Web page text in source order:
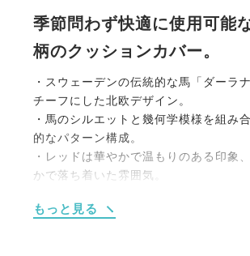
季節問わず快適に使用可能
柄のクッションカバー。
・スウェーデンの伝統的な馬「ダーラ
チーフにした北欧デザイン。
・馬のシルエットと幾何学模様を組み
的なパターン構成。
・レッドは華やかで温もりのある印象
かで落ち着いた雰囲気。
アイテム。
もっと見る